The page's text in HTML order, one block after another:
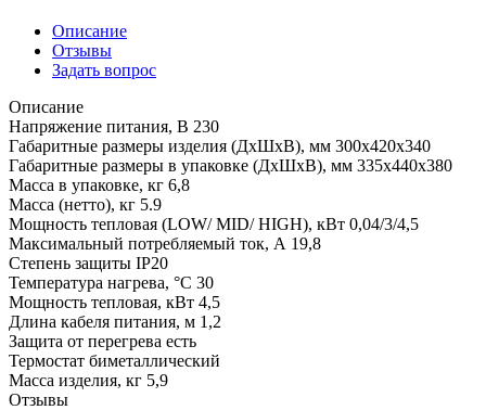
Описание
Отзывы
Задать вопрос
Описание
Напряжение питания, В 230
Габаритные размеры изделия (ДхШхВ), мм 300х420х340
Габаритные размеры в упаковке (ДхШхВ), мм 335х440х380
Масса в упаковке, кг 6,8
Масса (нетто), кг 5.9
Мощность тепловая (LOW/ MID/ HIGH), кВт 0,04/3/4,5
Максимальный потребляемый ток, А 19,8
Степень защиты IP20
Температура нагрева, °С 30
Мощность тепловая, кВт 4,5
Длина кабеля питания, м 1,2
Защита от перегрева есть
Термостат биметаллический
Масса изделия, кг 5,9
Отзывы